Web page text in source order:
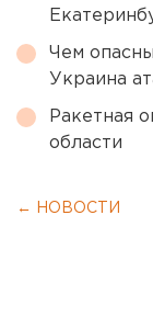
Чем
Украина
Ракетная
области
← НОВОСТИ